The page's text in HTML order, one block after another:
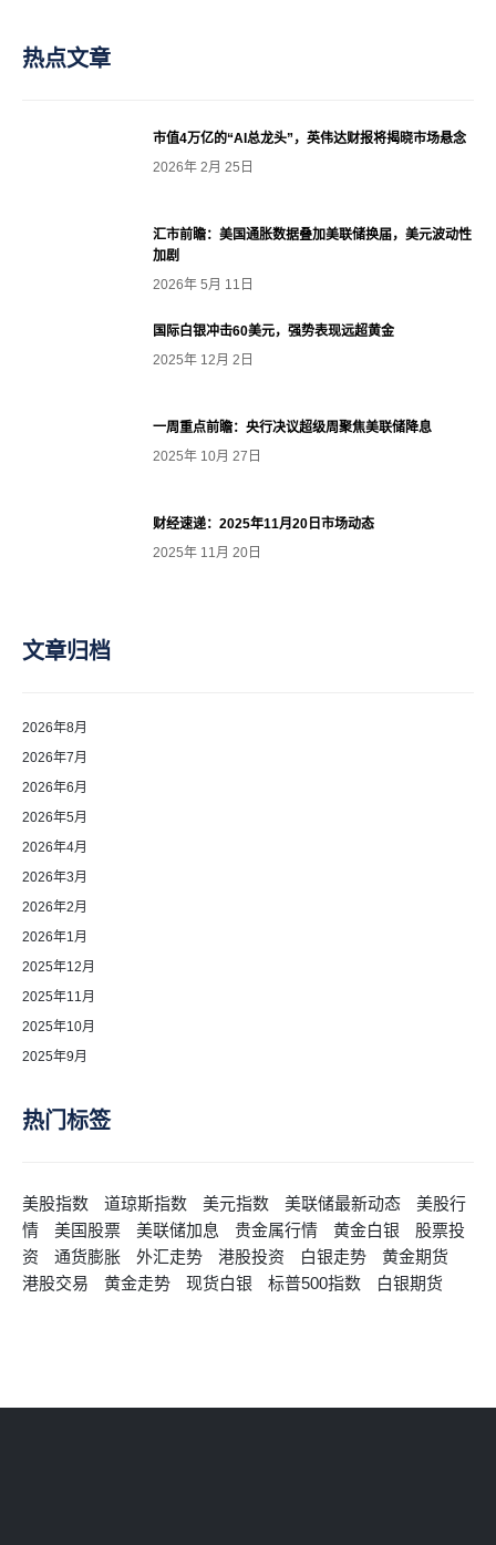
热点文章
市值4万亿的“AI总龙头”，英伟达财报将揭晓市场悬念
2026年 2月 25日
汇市前瞻：美国通胀数据叠加美联储换届，美元波动性
加剧
2026年 5月 11日
国际白银冲击60美元，强势表现远超黄金
2025年 12月 2日
一周重点前瞻：央行决议超级周聚焦美联储降息
2025年 10月 27日
财经速递：2025年11月20日市场动态
2025年 11月 20日
文章归档
2026年8月
2026年7月
2026年6月
2026年5月
2026年4月
2026年3月
2026年2月
2026年1月
2025年12月
2025年11月
2025年10月
2025年9月
热门标签
美股指数 道琼斯指数 美元指数 美联储最新动态
美股行
情
美国股票 美联储加息 贵金属行情 黄金白银
股票投
资
通货膨胀 外汇走势 港股投资 白银走势
黄金期货
港股交易
黄金走势 现货白银 标普500指数 白银期货